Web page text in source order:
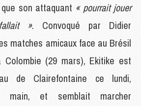
son attaquant « pourrait jouer
». Convoqué par Didier
matches amicaux face au Brésil
(29 mars), Ekitike est
de Clairefontaine ce lundi,
et semblait marcher